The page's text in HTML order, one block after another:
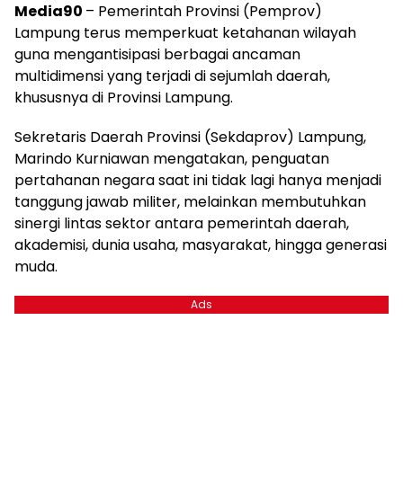
Media90 – Pemerintah Provinsi (Pemprov)
Lampung terus memperkuat ketahanan wilayah
guna mengantisipasi berbagai ancaman
multidimensi yang terjadi di sejumlah daerah,
khususnya di Provinsi Lampung.
Sekretaris Daerah Provinsi (Sekdaprov) Lampung,
Marindo Kurniawan mengatakan, penguatan
pertahanan negara saat ini tidak lagi hanya menjadi
tanggung jawab militer, melainkan membutuhkan
sinergi lintas sektor antara pemerintah daerah,
akademisi, dunia usaha, masyarakat, hingga generasi
muda.
Ads